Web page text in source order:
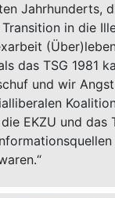
Jahrhunderts,
Transition in die
das TSG 1981
und wir
EKZU und das